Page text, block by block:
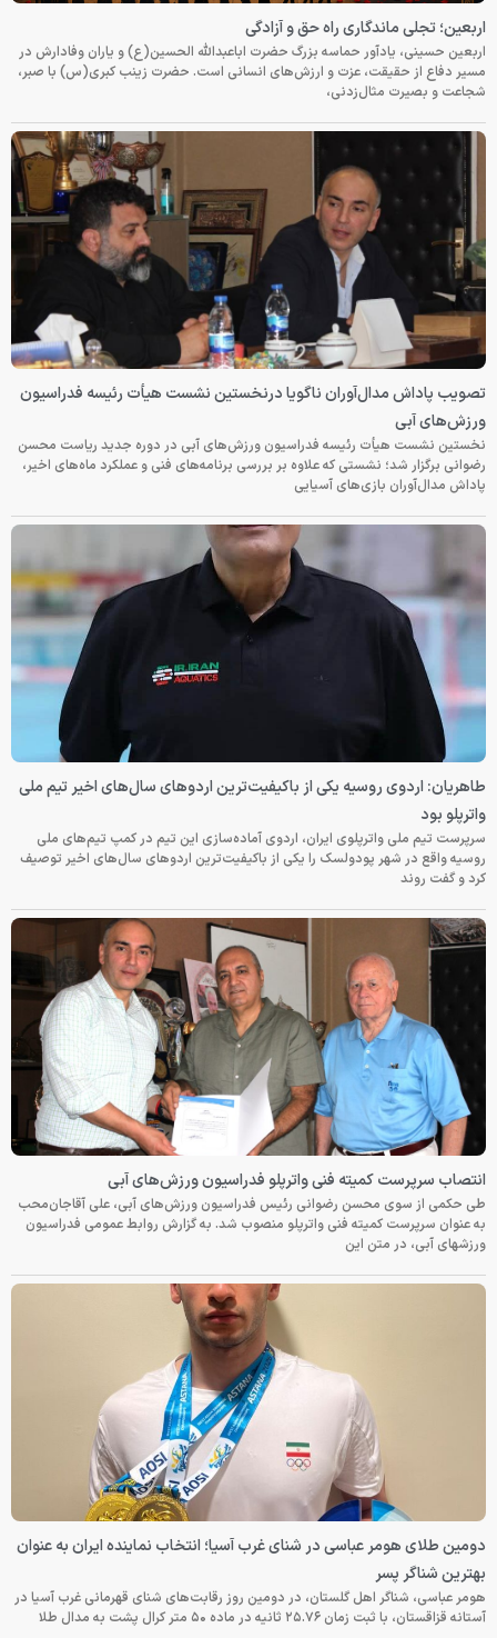
اربعین؛ تجلی ماندگاری راه حق و آزادگی
اربعین حسینی، یادآور حماسه بزرگ حضرت اباعبدالله الحسین(ع) و یاران وفادارش در
مسیر دفاع از حقیقت، عزت و ارزش‌های انسانی است. حضرت زینب کبری(س) با صبر،
شجاعت و بصیرت مثال‌زدنی،
تصویب پاداش مدال‌آوران ناگویا درنخستین نشست هیأت رئیسه فدراسیون
ورزش‌های آبی
نخستین نشست هیأت رئیسه فدراسیون ورزش‌های آبی در دوره جدید ریاست محسن
رضوانی برگزار شد؛ نشستی که علاوه بر بررسی برنامه‌های فنی و عملکرد ماه‌های اخیر،
پاداش مدال‌آوران بازی‌های آسیایی
طاهریان: اردوی روسیه یکی از باکیفیت‌ترین اردوهای سال‌های اخیر تیم ملی
واترپلو بود
سرپرست تیم ملی واترپلوی ایران، اردوی آماده‌سازی این تیم در کمپ تیم‌های ملی
روسیه واقع در شهر پودولسک را یکی از باکیفیت‌ترین اردوهای سال‌های اخیر توصیف
کرد و گفت روند
انتصاب سرپرست کمیته فنی واترپلو فدراسیون ورزش‌های آبی
طی حکمی از سوی محسن رضوانی رئیس فدراسیون ورزش‌های آبی، علی آقاجان‌محب
به عنوان سرپرست کمیته فنی واترپلو منصوب شد. به گزارش روابط عمومی فدراسیون
ورزشهای آبی، در متن این
دومین طلای هومر عباسی در شنای غرب آسیا؛ انتخاب نماینده ایران به عنوان
بهترین شناگر پسر
هومر عباسی، شناگر اهل گلستان، در دومین روز رقابت‌های شنای قهرمانی غرب آسیا در
آستانه قزاقستان، با ثبت زمان ۲۵.۷۶ ثانیه در ماده ۵۰ متر کرال پشت به مدال طلا